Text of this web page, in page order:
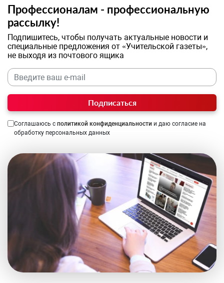
Профессионалам - профессиональную
рассылку!
Подпишитесь, чтобы получать актуальные новости и
специальные предложения от «Учительской газеты»,
не выходя из почтового ящика
Подписаться
Соглашаюсь с политикой конфиденциальности и даю согласие на
обработку персональных данных